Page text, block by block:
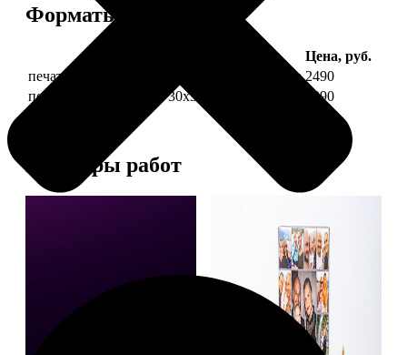
Форматы и цены
Цена, руб.
печать фото на холсте 30х30 на подрамнике 2490
печать фото на холсте 30х30 в раме
4990
Примеры работ